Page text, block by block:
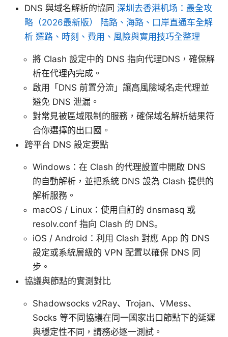
DNS 與域名解析的協同 深圳去香港机场：最全攻
略（2026最新版） 陆路、海路、口岸直通车全解
析 選路、時刻、費用、風險與實用技巧全整理
將 Clash 設定中的 DNS 指向代理DNS，確保解
析在代理內完成。
啟用「DNS 前置分流」讓高風險域名走代理並
避免 DNS 泄漏。
對常見被區域限制的服務，確保域名解析結果符
合你選擇的出口國。
跨平台 DNS 設定要點
Windows：在 Clash 的代理設置中開啟 DNS
的自動解析，並把系統 DNS 設為 Clash 提供的
解析服務。
macOS / Linux：使用自訂的 dnsmasq 或
resolv.conf 指向 Clash 的 DNS。
iOS / Android：利用 Clash 對應 App 的 DNS
設定或系統層級的 VPN 配置以確保 DNS 同
步。
協議與節點的實測對比
Shadowsocks v2Ray、Trojan、VMess、
Socks 等不同協議在同一國家出口節點下的延遲
與穩定性不同，請務必逐一測試。